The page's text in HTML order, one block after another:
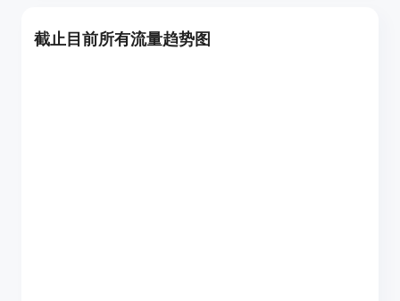
截止目前所有流量趋势图